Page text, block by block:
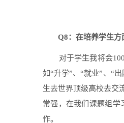
Q8：在培养学生
对于学生我将会
如“升学”、“就业”、“
生去世界顶级高校去交
常强，在我们课题组学
作。